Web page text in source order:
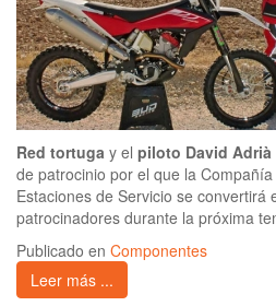
Red tortuga y el piloto David Adrià
de patrocinio por el que la
Estaciones de Servicio se convertirá
patrocinadores durante la próxima
Publicado en Componentes
Leer más ...